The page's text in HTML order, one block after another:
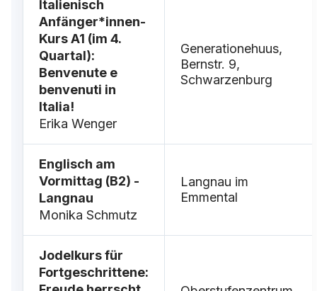
Italienisch
Anfänger*innen-
Kurs A1 (im 4.
Quartal):
Benvenute e
benvenuti in
Italia!
Erika Wenger
Generationehuus,
Bernstr. 9,
Schwarzenburg
Englisch am
Vormittag (B2) -
Langnau
Monika Schmutz
Langnau im
Emmental
Jodelkurs für
Fortgeschrittene: